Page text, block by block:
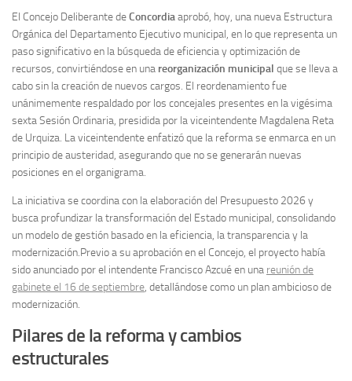
El Concejo Deliberante deConcordiaaprobó, hoy, una nueva Estructura
Orgánica del Departamento Ejecutivo municipal, en lo que representa un
paso significativo en la búsqueda de eficiencia y optimización de
recursos, convirtiéndose en una reorganización municipal que se lleva a
cabo sin la creación de nuevos cargos. El reordenamiento fue
unánimemente respaldado por los concejales presentes en la vigésima
sexta Sesión Ordinaria, presidida por la viceintendente Magdalena Reta
de Urquiza. La viceintendente enfatizó que la reforma se enmarca en un
principio de austeridad, asegurando que no se generarán nuevas
posiciones en el organigrama.
La iniciativa se coordina con la elaboración del Presupuesto 2026 y
busca profundizar la transformación del Estado municipal, consolidando
un modelo de gestión basado en la eficiencia, la transparencia y la
modernización.Previo a su aprobación en el Concejo, el proyecto había
sido anunciado por el intendente Francisco Azcué en una reunión de
gabinete el 16 de septiembre, detallándose como un plan ambicioso de
modernización.
Pilares de la reforma y cambios
estructurales